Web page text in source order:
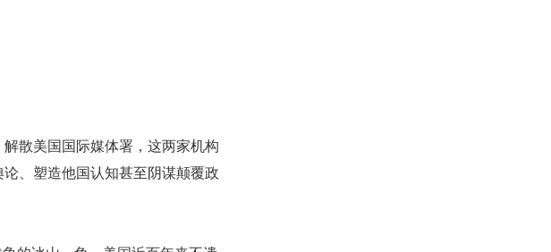
散美国国际媒体署，这两家机构
、塑造他国认知甚至阴谋颠覆政